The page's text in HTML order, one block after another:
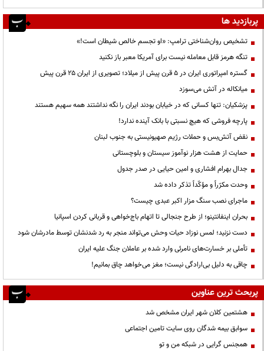
پربازدید ها
تشخیص روان‌شناختی ترامپ: «او تجسم خالص شیطان است!»
تنگه هرمز قابل معامله نیست برای آمریکا معبر باز نکنید
گستره امپراتوری ایران در ۵ قرن پیش از میلاد؛ تصویری از ایران ۲۵ قرن پیش
میانکاله در آتش می‌سوزد
پزشکیان: تنها کسانی که در خیابان بودند ایران را نگه نداشتند همه سهیم هستند
پارچه فروشی که هیچ نسبتی با بانک آینده ندارد!
نقض آتش‌بس و حملات رژیم صهیونیستی به جنوب لبنان
حمایت از هشت هزار نوآموز سیستان و بلوچستانی
جدال بهرام افشاری و امین حیایی در صدر جدول
وحدت مکرّراً و مؤکّداً تذکر داده شد
ماجرای نصب سنگ مزار اکبر عبدی چیست؟
بحران اینفانتینو؛ از طرح جنجالی تا اتهام باج‌خواهی و قربانی کردن اسپانیا
دست نزنید؛ لمس نوزاد حیات وحش می‌تواند منجر به رد شدنشان توسط مادرشان شود
تأملی بر خسارت‌های نامرئی وارد شده بر عاملان جنگ علیه ایران
چاقی به دلیل بی‌ارادگی نیست؛ مغز می‌خواهد چاق بمانیم!
پربحث ترین عناوین
هشتمین کلان شهر ایران مشخص شد
سوابق بیمه شدگان روی سایت تامین اجتماعی
همجنس گرایی در شبکه من و تو